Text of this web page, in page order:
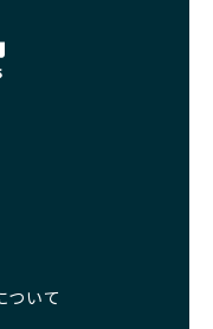
ーダーは、子犬が心
全力を注いでいま
る適度な運動環境、
底しています。
な魅力です。
ーズにする重要なポ
ダーは、母犬や兄弟
保し、子犬が自然に
るよう育てていま
いワンちゃんやレア
スクを十分に理解
説明しています。食
養を確保するなど、
がけています。
ら
たちのことを指しま
として、彼らの幸せ
で飼育を続けるか、
ゃんが幸せに暮らせ
ついて